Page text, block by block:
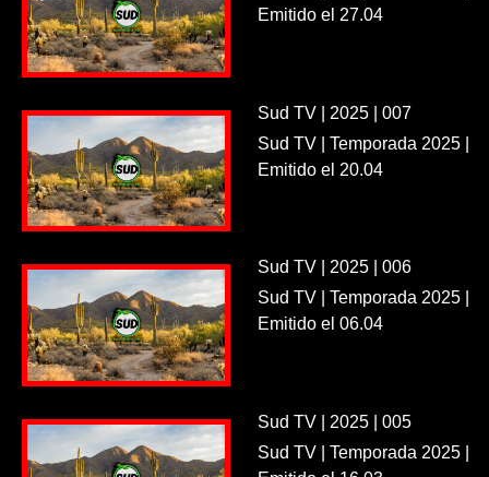
Emitido el 27.04
Sud TV | 2025 | 007
Sud TV | Temporada 2025 |
Emitido el 20.04
Sud TV | 2025 | 006
Sud TV | Temporada 2025 |
Emitido el 06.04
Sud TV | 2025 | 005
Sud TV | Temporada 2025 |